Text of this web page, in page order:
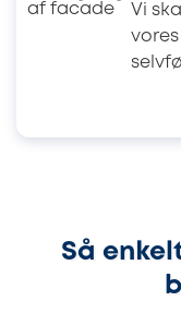
Vi
Så